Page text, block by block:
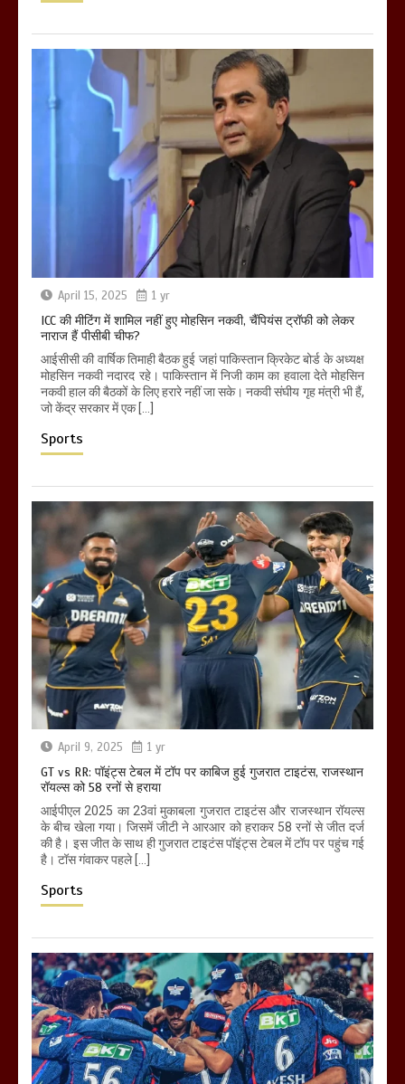
April 15, 2025 1 yr
ICC की मीटिंग में शामिल नहीं हुए मोहसिन नकवी, चैंपियंस ट्रॉफी को लेकर
नाराज हैं पीसीबी चीफ?
आईसीसी की वार्षिक तिमाही बैठक हुई जहां पाकिस्तान क्रिकेट बोर्ड के अध्यक्ष
मोहसिन नकवी नदारद रहे। पाकिस्तान में निजी काम का हवाला देते मोहसिन
नकवी हाल की बैठकों के लिए हरारे नहीं जा सके। नकवी संघीय गृह मंत्री भी हैं,
जो केंद्र सरकार में एक […]
Sports
April 9, 2025 1 yr
GT vs RR: पॉइंट्स टेबल में टॉप पर काबिज हुई गुजरात टाइटंस, राजस्थान
रॉयल्स को 58 रनों से हराया
आईपीएल 2025 का 23वां मुकाबला गुजरात टाइटंस और राजस्थान रॉयल्स
के बीच खेला गया। जिसमें जीटी ने आरआर को हराकर 58 रनों से जीत दर्ज
की है। इस जीत के साथ ही गुजरात टाइटंस पॉइंट्स टेबल में टॉप पर पहुंच गई
है। टॉस गंवाकर पहले […]
Sports